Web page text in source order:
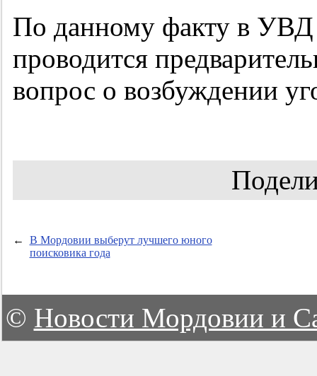
По данному факту в
проводится
вопрос о возбуждении
←
В Мордовии выберут лучшего юного
поисковика года
© Новости Мордовии и